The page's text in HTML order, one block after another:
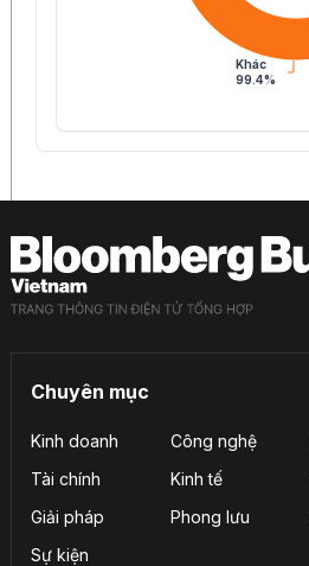
Khác
99.4%
Chuyên mục
Kinh doanh Công nghệ
Tài chính
Kinh tế
Giải pháp
Phong lưu
Sự kiện